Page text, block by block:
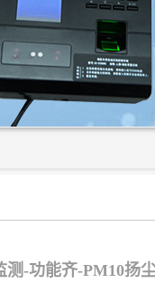
测-功能齐-PM10扬